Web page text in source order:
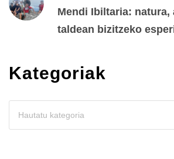
Mendi Ibiltaria: natura,
taldean bizitzeko
Kategoriak